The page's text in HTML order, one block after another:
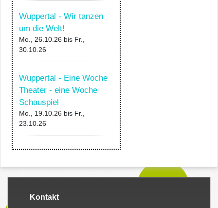
Wuppertal - Wir tanzen
um die Welt!
Mo., 26.10.26 bis Fr.,
30.10.26
Wuppertal - Eine Woche
Theater - eine Woche
Schauspiel
Mo., 19.10.26 bis Fr.,
23.10.26
Kontakt